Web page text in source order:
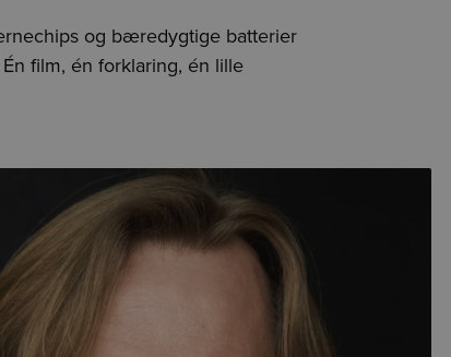
og bæredygtige batterier
film, én forklaring, én lille